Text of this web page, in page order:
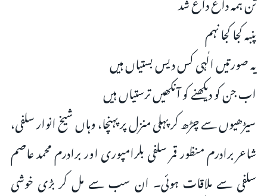
پنبہ کجا کجا نہم
یہ صورتیں الٰہی کس دیس بستیاں ہیں
اب جن کو دیکھنے کو آنکھیں ترستیاں ہیں
سیڑھیوں سے چڑھ کر پہلی منزل پر پہنچا، وہاں شیخ انوار سلفی،
شاعر برادرم منظور قمر سلفی بلرامپوری اور برادرم محمد عاصم
سلفی سے ملاقات ہوئی۔ ان سب سے مل کر بڑی خوشی